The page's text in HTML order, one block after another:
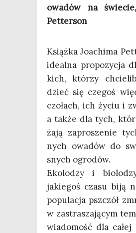
owa­dów na
Petterson
Książ­ka Joachi­ma
ide­al­na pro­po­zy­cja
kich, któ­rzy
dzieć się cze­goś
czo­łach, ich życiu i
a tak­że dla tych,
ża­ją zapro­sze­nie
nych owa­dów do
snych ogrodów.
Eko­lo­dzy i
jakie­goś cza­su biją
popu­la­cja psz­czół
w zastra­sza­ją­cym
wia­do­mość dla całej